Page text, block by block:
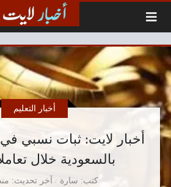
أخبار لايت: ثبات نسبي
بالسعودية خلال
كتب سارة
أخبار التعليم
آخر تحديث منذ 4